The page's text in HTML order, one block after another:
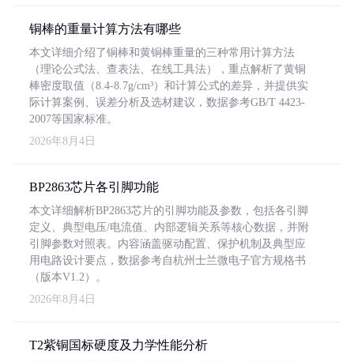
铜棒的重量计算方法有哪些
本文详细介绍了铜棒和黄铜棒重量的三种常用计算方法
（理论公式法、查表法、在线工具法），重点解析了黄铜
棒密度取值（8.4-8.7g/cm³）和计算公式的差异，并提供实
际计算案例、误差分析及选材建议，数据参考GB/T 4423-
2007等国家标准。
2026年8月4日
BP2863芯片各引脚功能
本文详细解析BP2863芯片的引脚功能及参数，包括各引脚
定义、典型电压/电流值、内部逻辑关系等核心数据，并附
引脚参数对照表。内容涵盖驱动配置、保护机制及典型应
用电路设计要点，数据参考自杭州士兰微电子官方规格书
（版本V1.2）。
2026年8月4日
T2紫铜国标硬度及力学性能分析